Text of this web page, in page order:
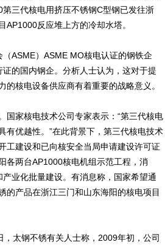
三代核电用挤压不锈钢C型钢已发往浙
反应堆上方的冷却水塔。
ASME）ASME MO核电认证的钢铁企
的国内钢企。分析人士认为，这对于提
核电设备供应商有着重要的战略意义。
家核电技术公司专家表示：“第三代核电
有优越性。”在此背景下，第三代核电技术
工建设和已向核安全当局申请建设许可证
各两台AP1000核电机组示范工程，消
业化批量建设。有消息称，国家希望通
的产品在浙江三门和山东海阳的核电项目
太钢不锈有关人士称，2009年初，公司